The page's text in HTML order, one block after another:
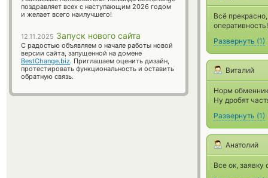
Всё
оперативность!
Развернуть (1)
Виталий
Норм
Ну дробят
Развернуть (1)
Анатолий
Все ок,
поздравляет всех с наступающим 2026 годом
и желает всего наилучшего!
12.11.2025 Запуск нового сайта
С радостью объявляем о начале работы новой
версии сайта, запущенной на домене
BestChange.biz. Приглашаем оценить дизайн,
протестировать функциональность и оставить
обратную связь.